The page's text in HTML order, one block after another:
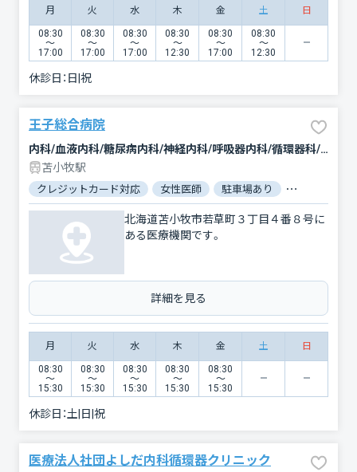
月 火 水 木 金 土 日
08:30
〜
17:00
08:30
〜
17:00
08:30
〜
17:00
08:30
〜
12:30
08:30
〜
17:00
08:30
〜
12:30
休診日： 日|祝
王子総合病院
内科/血液内科/糖尿病内科/神経内科/呼吸器内科/循環器科/消化器科/外科/脳神経外科/呼吸器外科/心臓血管外科/乳腺外科/整形外科/小児科/産婦人科/眼科/耳鼻咽喉科/皮膚科/泌尿器科/精神科・神経科/歯科/歯科口腔外科/放射線科/臨床検査・病理診断/麻酔科
苫小牧駅
クレジットカード対応 女性医師 駐車場あり バリアフリー
北海道苫小牧市若草町３丁目４番８号に
ある医療機関です。
詳細を見る
月 火 水 木 金 土 日
08:30
〜
15:30
08:30
〜
15:30
08:30
〜
15:30
08:30
〜
15:30
08:30
〜
15:30
休診日：土|日|祝
医療法人社団よしだ内科循環器クリニック